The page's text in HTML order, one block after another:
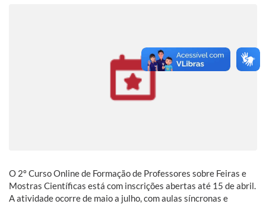
O 2º Curso Online de Formação de Professores sobre Feiras e
Mostras Científicas está com inscrições abertas até 15 de abril.
A atividade ocorre de maio a julho, com aulas síncronas e